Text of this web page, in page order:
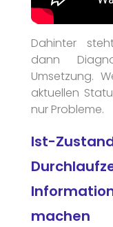
Dahinter
dann
Umsetzung.
aktuellen
nur Probleme.
Ist-
machen